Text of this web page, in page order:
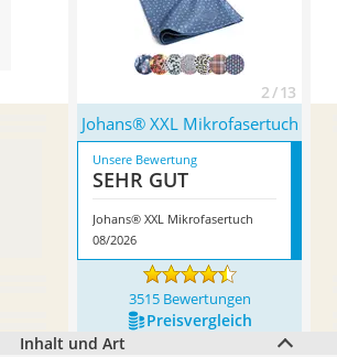
2 / 13
Johans® XXL Mikrofasertuch
Unsere Bewertung
SEHR GUT
Johans® XXL Mikrofasertuch
08/2026
3515 Bewertungen
Preis­vergleich
Inhalt und Art